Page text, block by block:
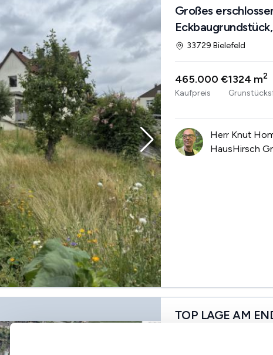
Großes
Wohngebiet!
33729 Bielefeld
465.000 €
Kaufpreis
1324 m2
Herr Knut
HausHirsch
TOP LAGE AM